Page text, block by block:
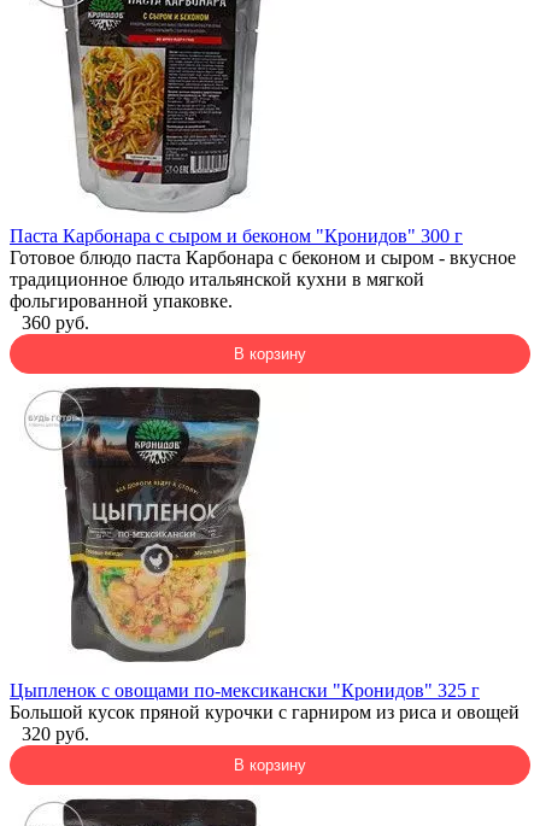
Паста Карбонара с сыром и беконом "Кронидов" 300 г
Готовое блюдо паста Карбонара с беконом и сыром - вкусное
традиционное блюдо итальянской кухни в мягкой
фольгированной упаковке.
360 руб.
В корзину
Цыпленок с овощами по-мексикански "Кронидов" 325 г
Большой кусок пряной курочки с гарниром из риса и овощей
320 руб.
В корзину